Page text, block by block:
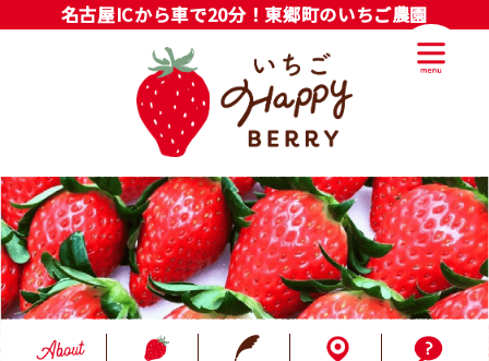
名古屋ICから車で20分！東郷町のいちご農園